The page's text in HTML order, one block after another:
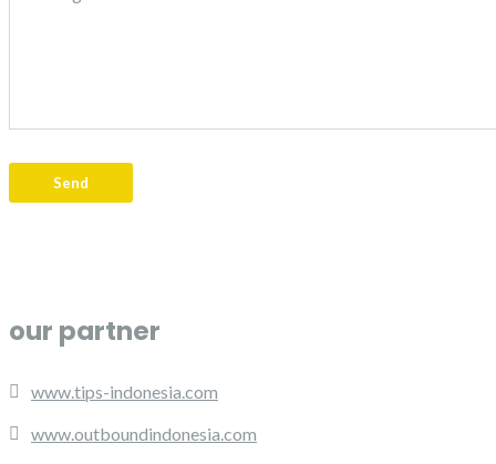
our partner
www.tips-indonesia.com
www.outboundindonesia.com